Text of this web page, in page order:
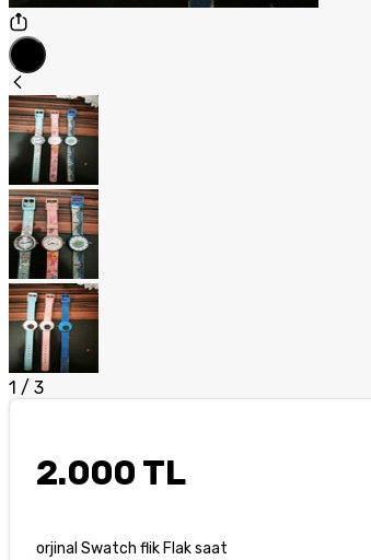
1 / 3
2.000 TL
orjinal Swatch flik Flak saat